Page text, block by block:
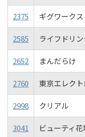
2375 ギグワークス
2585 ライフドリ
2652 まんだらけ
2760 東京エレク
2998 クリアル
3041 ビューティ花